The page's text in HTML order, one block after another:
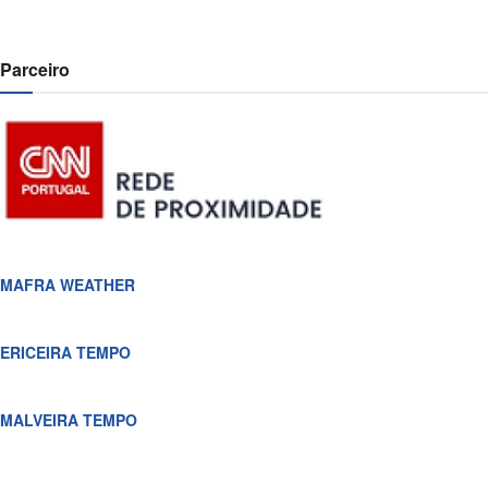
Parceiro
MAFRA WEATHER
ERICEIRA TEMPO
MALVEIRA TEMPO